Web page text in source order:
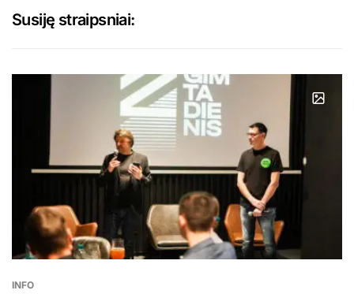
Susiję straipsniai:
INFO